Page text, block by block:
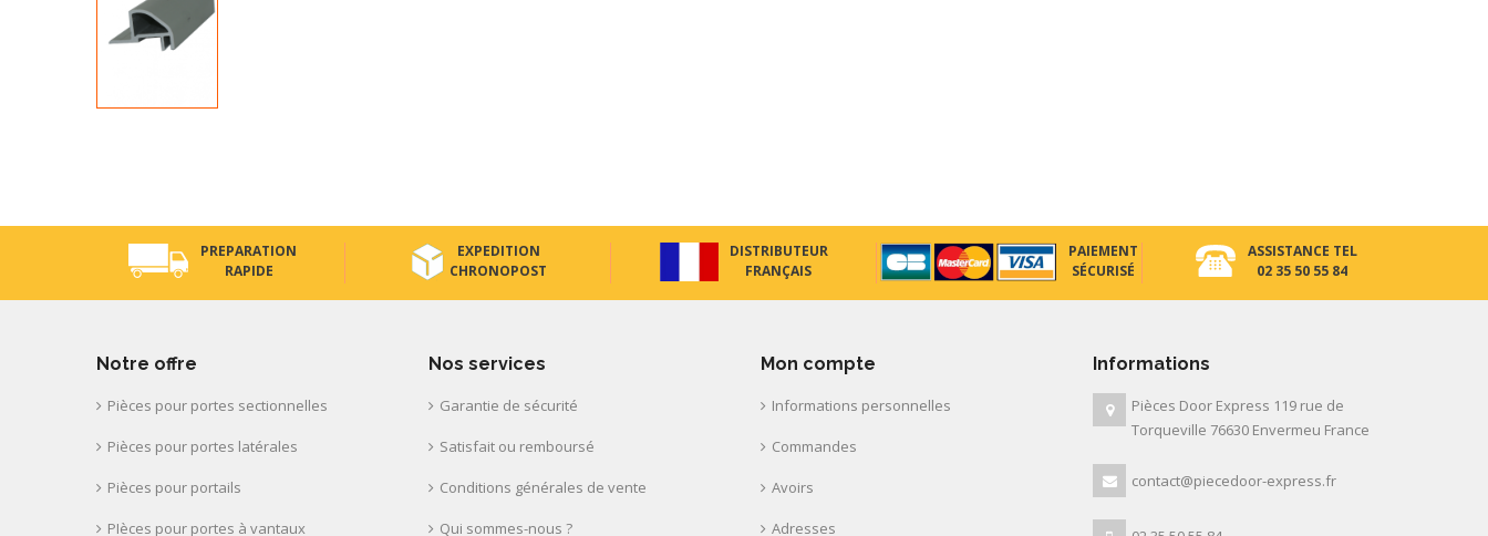
PREPARATION
RAPIDE
EXPEDITION
CHRONOPOST
DISTRIBUTEUR
FRANÇAIS
PAIEMENT
SÉCURISÉ
ASSISTANCE TEL
02 35 50 55 84
Notre offre
Pièces pour portes sectionnelles
Pièces pour portes latérales
Pièces pour portails
PIèces pour portes à vantaux
Nos services
Garantie de sécurité
Satisfait ou remboursé
Conditions générales de vente
Qui sommes-nous ?
Mon compte
Informations personnelles
Commandes
Avoirs
Adresses
Informations
Pièces Door Express 119 rue de
Torqueville 76630 Envermeu France
contact@piecedoor-express.fr